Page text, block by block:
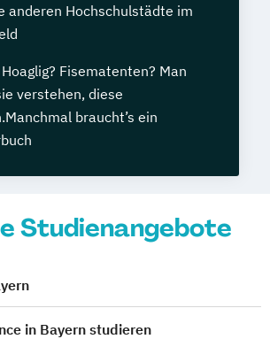
anderen Hochschulstädte im
Fisematenten? Man
verstehen, diese
braucht’s ein
Studienangebote
in Bayern studieren